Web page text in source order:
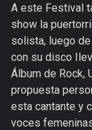
A este Festival
show la
solista, luego
con su disco
Álbum de Rock,
propuesta
esta cantante y
voces